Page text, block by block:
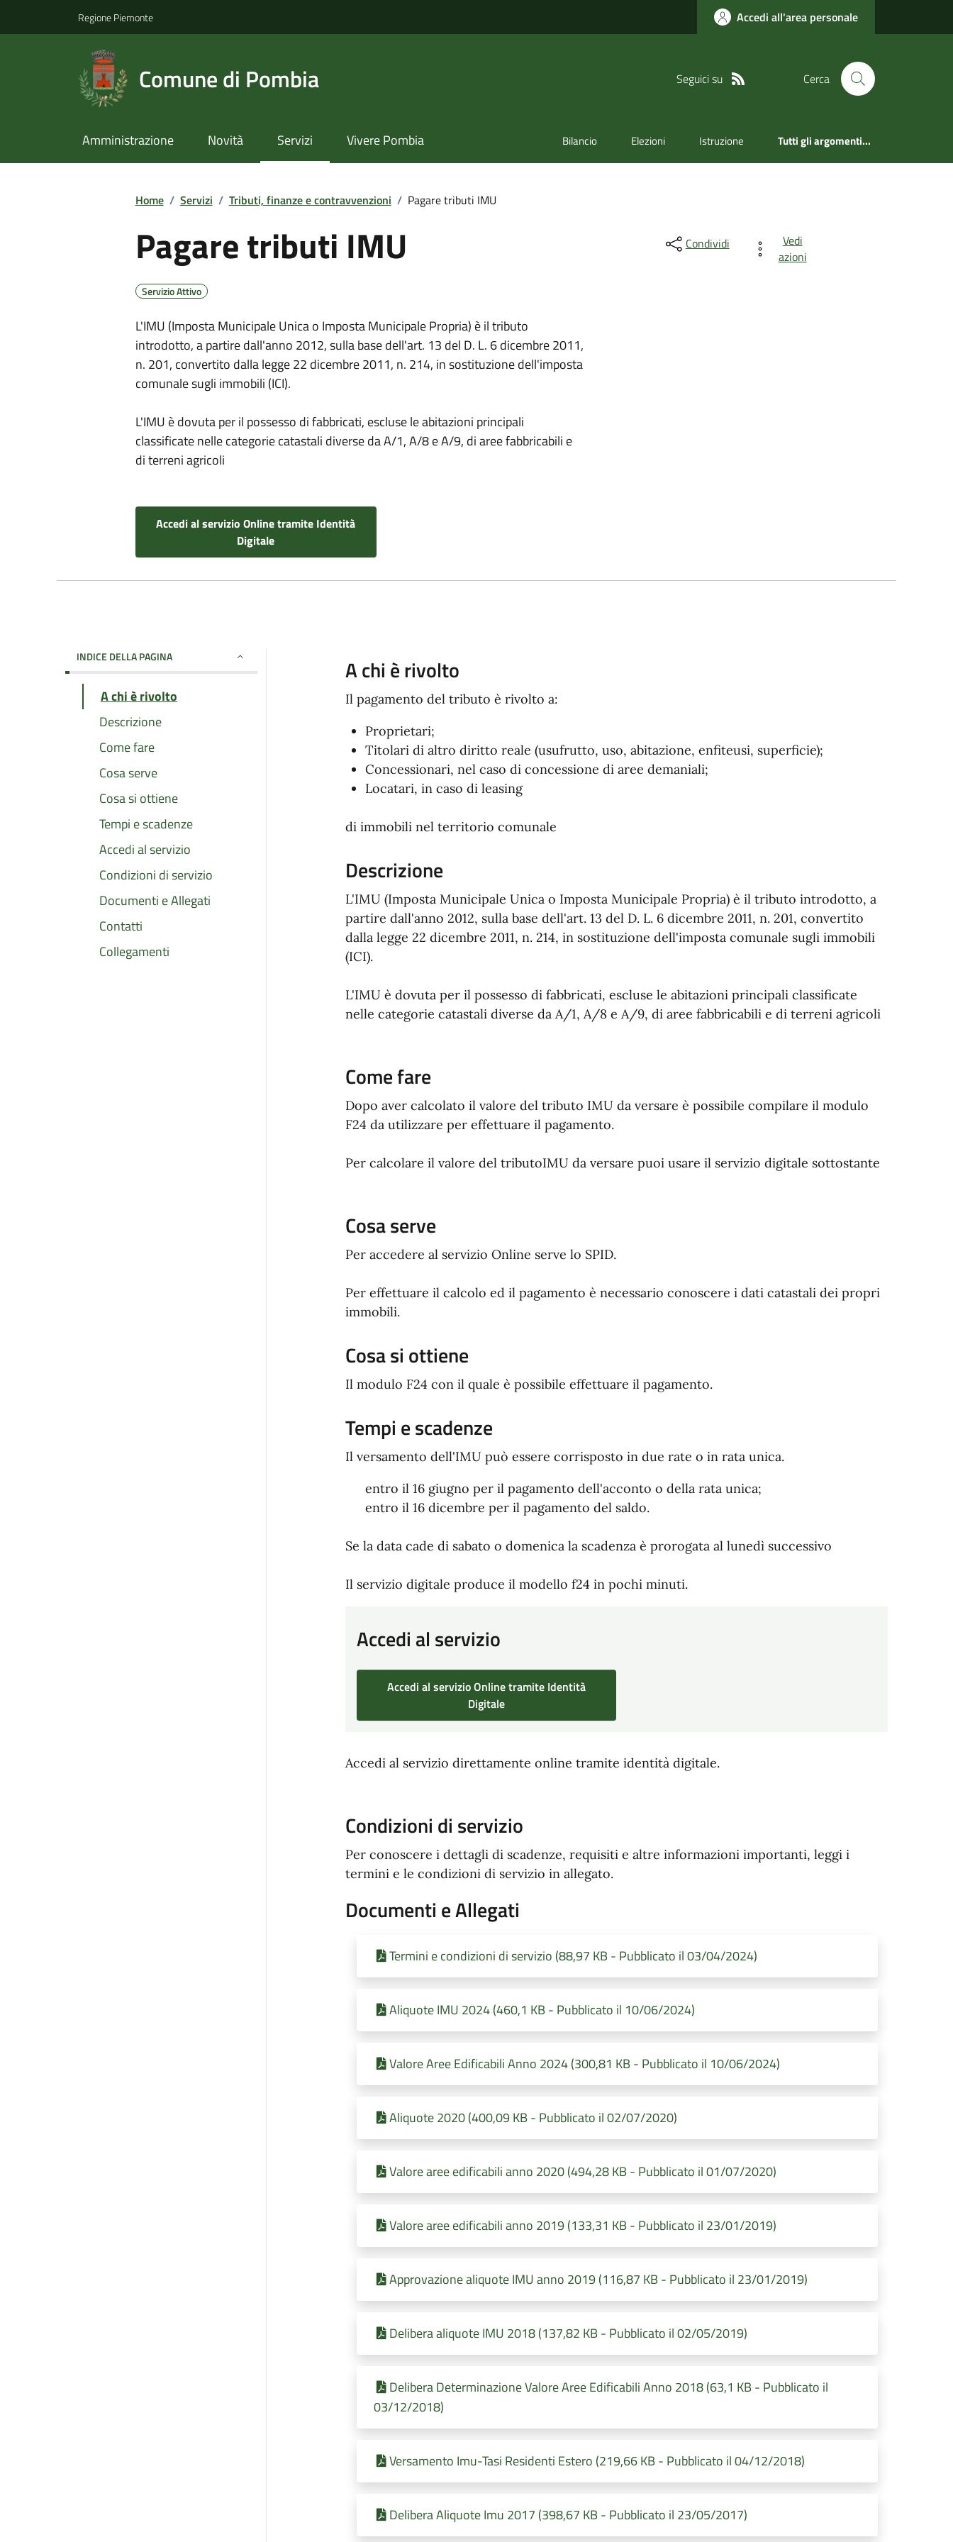
Regione Piemonte Accedi all'area personale
Comune di Pombia Seguici su Cerca
Amministrazione Novità Servizi Vivere Pombia Bilancio Elezioni Istruzione Tutti gli argomenti...
Home / Servizi / Tributi, finanze e contravvenzioni / Pagare tributi IMU
Pagare tributi IMU
Servizio Attivo
L'IMU (Imposta Municipale Unica o Imposta Municipale Propria) è il tributo
introdotto, a partire dall'anno 2012, sulla base dell'art. 13 del D. L. 6 dicembre 2011,
n. 201, convertito dalla legge 22 dicembre 2011, n. 214, in sostituzione dell'imposta
comunale sugli immobili (ICI).
L'IMU è dovuta per il possesso di fabbricati, escluse le abitazioni principali
classificate nelle categorie catastali diverse da A/1, A/8 e A/9, di aree fabbricabili e
di terreni agricoli
Accedi al servizio Online tramite Identità
Digitale
Condividi
Vedi
azioni
INDICE DELLA PAGINA
A chi è rivolto
Descrizione
Come fare
Cosa serve
Cosa si ottiene
Tempi e scadenze
Accedi al servizio
Condizioni di servizio
Documenti e Allegati
Contatti
Collegamenti
A chi è rivolto
Il pagamento del tributo è rivolto a:
Proprietari;
Titolari di altro diritto reale (usufrutto, uso, abitazione, enfiteusi, superficie);
Concessionari, nel caso di concessione di aree demaniali;
Locatari, in caso di leasing
di immobili nel territorio comunale
Descrizione
L'IMU (Imposta Municipale Unica o Imposta Municipale Propria) è il tributo introdotto, a
partire dall'anno 2012, sulla base dell'art. 13 del D. L. 6 dicembre 2011, n. 201, convertito
dalla legge 22 dicembre 2011, n. 214, in sostituzione dell'imposta comunale sugli immobili
(ICI).
L'IMU è dovuta per il possesso di fabbricati, escluse le abitazioni principali classificate
nelle categorie catastali diverse da A/1, A/8 e A/9, di aree fabbricabili e di terreni agricoli
Come fare
Dopo aver calcolato il valore del tributo IMU da versare è possibile compilare il modulo
F24 da utilizzare per effettuare il pagamento.
Per calcolare il valore del tributoIMU da versare puoi usare il servizio digitale sottostante
Cosa serve
Per accedere al servizio Online serve lo SPID.
Per effettuare il calcolo ed il pagamento è necessario conoscere i dati catastali dei propri
immobili.
Cosa si ottiene
Il modulo F24 con il quale è possibile effettuare il pagamento.
Tempi e scadenze
Il versamento dell'IMU può essere corrisposto in due rate o in rata unica.
entro il 16 giugno per il pagamento dell'acconto o della rata unica;
entro il 16 dicembre per il pagamento del saldo.
Se la data cade di sabato o domenica la scadenza è prorogata al lunedì successivo
Il servizio digitale produce il modello f24 in pochi minuti.
Accedi al servizio
Accedi al servizio Online tramite Identità
Digitale
Accedi al servizio direttamente online tramite identità digitale.
Condizioni di servizio
Per conoscere i dettagli di scadenze, requisiti e altre informazioni importanti, leggi i
termini e le condizioni di servizio in allegato.
Documenti e Allegati
Termini e condizioni di servizio (88,97 KB - Pubblicato il 03/04/2024)
Aliquote IMU 2024 (460,1 KB - Pubblicato il 10/06/2024)
Valore Aree Edificabili Anno 2024 (300,81 KB - Pubblicato il 10/06/2024)
Aliquote 2020 (400,09 KB - Pubblicato il 02/07/2020)
Valore aree edificabili anno 2020 (494,28 KB - Pubblicato il 01/07/2020)
Valore aree edificabili anno 2019 (133,31 KB - Pubblicato il 23/01/2019)
Approvazione aliquote IMU anno 2019 (116,87 KB - Pubblicato il 23/01/2019)
Delibera aliquote IMU 2018 (137,82 KB - Pubblicato il 02/05/2019)
Delibera Determinazione Valore Aree Edificabili Anno 2018 (63,1 KB - Pubblicato il
03/12/2018)
Versamento Imu-Tasi Residenti Estero (219,66 KB - Pubblicato il 04/12/2018)
Delibera Aliquote Imu 2017 (398,67 KB - Pubblicato il 23/05/2017)